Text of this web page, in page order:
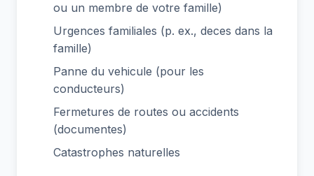
ou un membre de votre famille)
Urgences familiales (p. ex., deces dans la
famille)
Panne du vehicule (pour les
conducteurs)
Fermetures de routes ou accidents
(documentes)
Catastrophes naturelles